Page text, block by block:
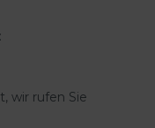
wir rufen Sie